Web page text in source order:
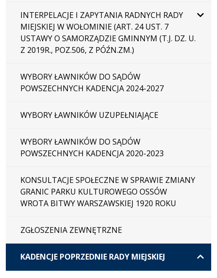
INTERPELACJE I ZAPYTANIA RADNYCH RADY
MIEJSKIEJ W WOŁOMINIE (ART. 24 UST. 7
USTAWY O SAMORZĄDZIE GMINNYM (T.J. DZ. U.
Z 2019R., POZ.506, Z PÓŹN.ZM.)
WYBORY ŁAWNIKÓW DO SĄDÓW
POWSZECHNYCH KADENCJA 2024-2027
WYBORY ŁAWNIKÓW UZUPEŁNIAJĄCE
WYBORY ŁAWNIKÓW DO SĄDÓW
POWSZECHNYCH KADENCJA 2020-2023
KONSULTACJE SPOŁECZNE W SPRAWIE ZMIANY
GRANIC PARKU KULTUROWEGO OSSÓW
WROTA BITWY WARSZAWSKIEJ 1920 ROKU
ZGŁOSZENIA ZEWNĘTRZNE
KADENCJE POPRZEDNIE RADY MIEJSKIEJ